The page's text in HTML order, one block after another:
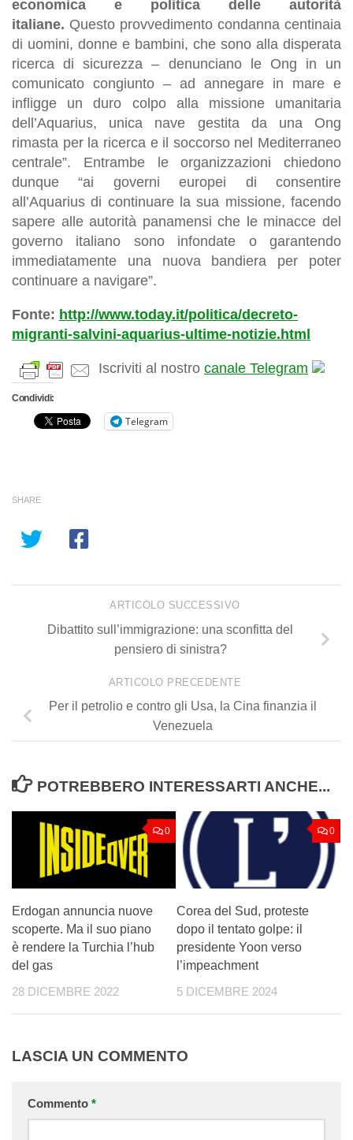
economica e politica delle autorità
italiane. Questo provvedimento condanna centinaia
di uomini, donne e bambini, che sono alla disperata
ricerca di sicurezza – denunciano le Ong in un
comunicato congiunto – ad annegare in mare e
infligge un duro colpo alla missione umanitaria
dell’Aquarius, unica nave gestita da una Ong
rimasta per la ricerca e il soccorso nel Mediterraneo
centrale”. Entrambe le organizzazioni chiedono
dunque “ai governi europei di consentire
all’Aquarius di continuare la sua missione, facendo
sapere alle autorità panamensi che le minacce del
governo italiano sono infondate o garantendo
immediatamente una nuova bandiera per poter
continuare a navigare”.
Fonte: http://www.today.it/politica/decreto-
migranti-salvini-aquarius-ultime-notizie.html
Iscriviti al nostro canale Telegram
Condividi:
Telegram
SHARE
ARTICOLO SUCCESSIVO
Dibattito sull’immigrazione: una sconfitta del
pensiero di sinistra?
ARTICOLO PRECEDENTE
Per il petrolio e contro gli Usa, la Cina finanzia il
Venezuela
POTREBBERO INTERESSARTI ANCHE...
0
Erdogan annuncia nuove
scoperte. Ma il suo piano
è rendere la Turchia l’hub
del gas
28 DICEMBRE 2022
0
Corea del Sud, proteste
dopo il tentato golpe: il
presidente Yoon verso
l’impeachment
5 DICEMBRE 2024
LASCIA UN COMMENTO
Commento *